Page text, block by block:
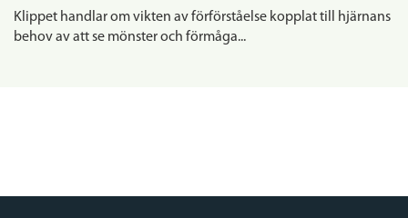
Klippet handlar om vikten av förförståelse kopplat till hjärnans
behov av att se mönster och förmåga...